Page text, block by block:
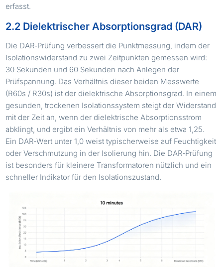
erfasst.
2.2 Dielektrischer Absorptionsgrad (DAR)
Die DAR‑Prüfung verbessert die Punktmessung, indem der
Isolationswiderstand zu zwei Zeitpunkten gemessen wird:
30 Sekunden und 60 Sekunden nach Anlegen der
Prüfspannung. Das Verhältnis dieser beiden Messwerte
(R60s / R30s) ist der dielektrische Absorptionsgrad. In einem
gesunden, trockenen Isolationssystem steigt der Widerstand
mit der Zeit an, wenn der dielektrische Absorptionsstrom
abklingt, und ergibt ein Verhältnis von mehr als etwa 1,25.
Ein DAR‑Wert unter 1,0 weist typischerweise auf Feuchtigkeit
oder Verschmutzung in der Isolierung hin. Die DAR‑Prüfung
ist besonders für kleinere Transformatoren nützlich und ein
schneller Indikator für den Isolationszustand.